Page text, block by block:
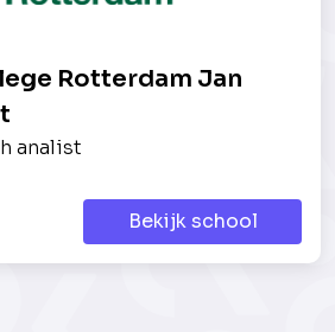
Rotterdam Jan
analist
Bekijk school